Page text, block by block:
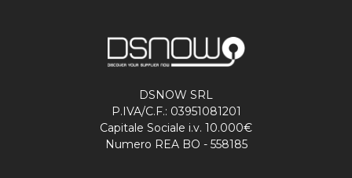
DSNOW SRL
P.IVA/C.F.: 03951081201
Capitale Sociale i.v. 10.000€
Numero REA BO - 558185